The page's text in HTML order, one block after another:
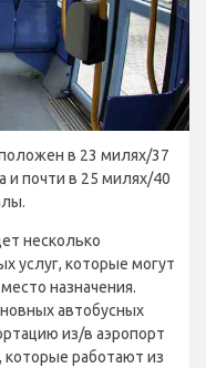
в 23 милях/37
и почти в 25 милях/40
несколько
услуг, которые могут
назначения.
автобусных
из/в аэропорт
которые работают из